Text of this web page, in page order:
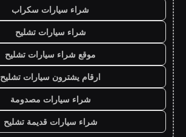
شراء سيارات سكراب
شراء سيارات تشليح
موقع شراء سيارات تشليح
ارقام يشترون سيارات تشليح
شراء سيارات مصدومة
شراء سيارات قديمة تشليح